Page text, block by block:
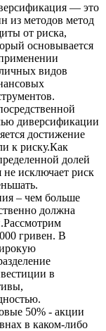
— это
из методов метод
от риска,
основывается
видов
диверсификации
достижение
к риску.Как
долей
исключает риск
– чем больше
должна
гривен. В
в
50% - акции
в каком-либо